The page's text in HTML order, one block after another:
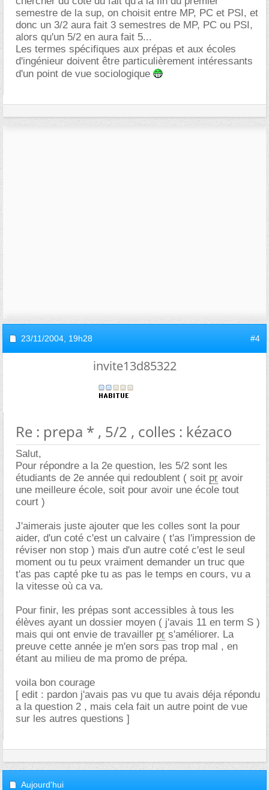
semestre de la sup, on choisit entre MP, PC et PSI, et
donc un 3/2 aura fait 3 semestres de MP, PC ou PSI,
alors qu'un 5/2 en aura fait 5...
Les termes spécifiques aux prépas et aux écoles
d'ingénieur doivent être particulièrement intéressants
d'un point de vue sociologique
23/11/2004, 19h28 #4
invite13d85322
Re : prepa * , 5/2 , colles : kézaco
Salut,
Pour répondre a la 2e question, les 5/2 sont les
étudiants de 2e année qui redoublent ( soit pr avoir
une meilleure école, soit pour avoir une école tout
court )
J'aimerais juste ajouter que les colles sont la pour
aider, d'un coté c'est un calvaire ( t'as l'impression de
réviser non stop ) mais d'un autre coté c'est le seul
moment ou tu peux vraiment demander un truc que
t'as pas capté pke tu as pas le temps en cours, vu a
la vitesse où ca va.
Pour finir, les prépas sont accessibles à tous les
élèves ayant un dossier moyen ( j'avais 11 en term S )
mais qui ont envie de travailler pr s'améliorer. La
preuve cette année je m'en sors pas trop mal , en
étant au milieu de ma promo de prépa.
voila bon courage
[ edit : pardon j'avais pas vu que tu avais déja répondu
a la question 2 , mais cela fait un autre point de vue
sur les autres questions ]
Aujourd'hui